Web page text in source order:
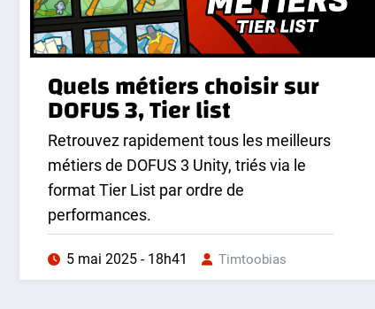
Quels métiers choisir sur
DOFUS 3, Tier list
Retrouvez rapidement tous les meilleurs
métiers de DOFUS 3 Unity, triés via le
format Tier List par ordre de
performances.
5 mai 2025 - 18h41 Timtoobias